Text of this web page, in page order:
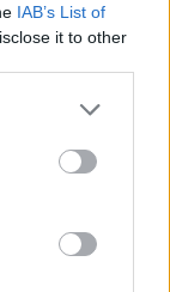
IAB’s List of
it to other